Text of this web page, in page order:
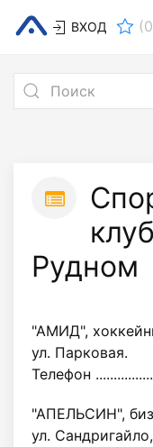
ВХОД (0
Рудном
"АМИД",
ул. Парковая.
Телефон
"АПЕЛЬСИН",
ул.